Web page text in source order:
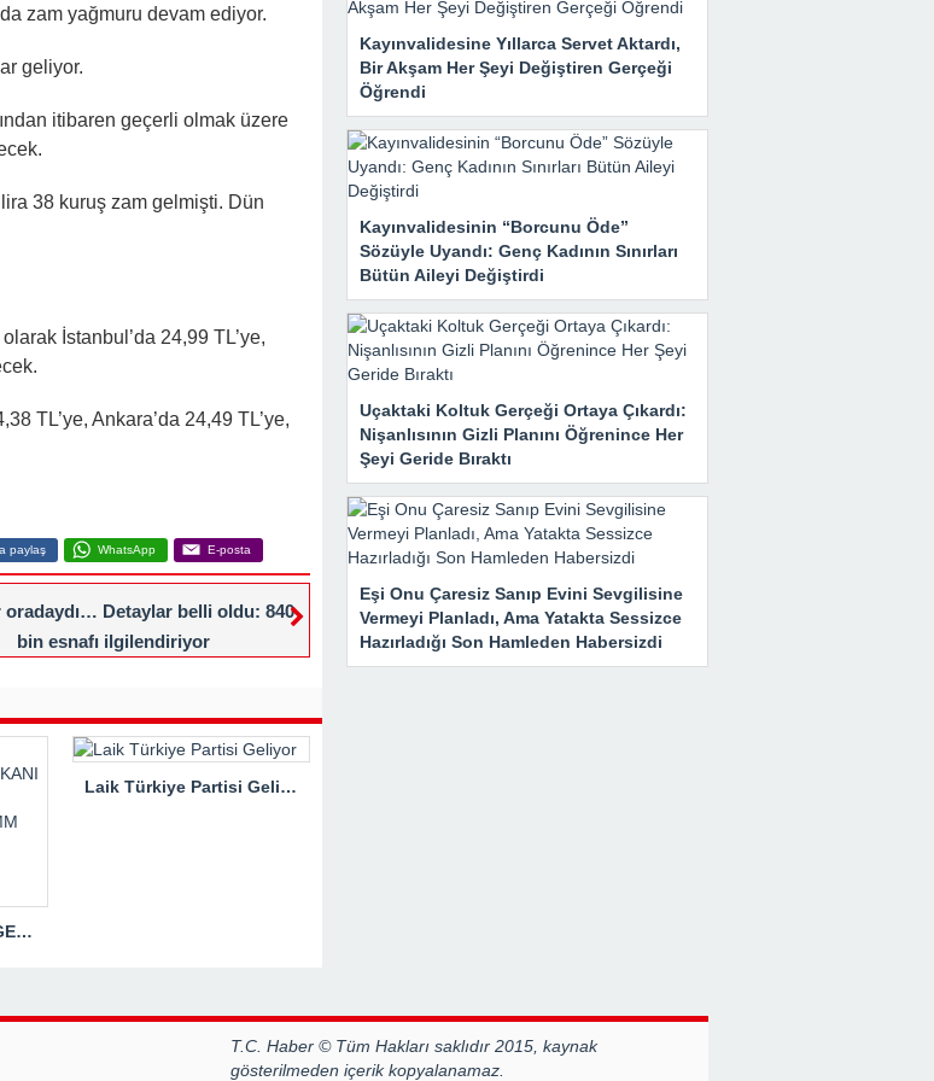
Gelini Gerçeği Ortaya Çıkardı
zam yağmuru devam ediyor.
geliyor.
itibaren geçerli olmak üzere
38 kuruş zam gelmişti. Dün
İstanbul’da 24,99 TL’ye,
TL’ye, Ankara’da 24,49 TL’ye,
paylaş WhatsApp E-posta
oradaydı… Detaylar belli oldu: 840
bin esnafı ilgilendiriyor
İYİ PARTİ TRABZON GENÇLİK KOLLARI BAŞKANI HASAN KAĞAN ÇAKIROĞLU’NDAN TBMM BAŞKANI’NA ÇOK SERT TEPKİ: “ANAYASAL SUÇ İŞLENMİŞTİR!”
Laik Türkiye Partisi Geliyor
Kayınvalidesine Yıllarca Servet Aktardı,
Bir Akşam Her Şeyi Değiştiren Gerçeği
Öğrendi
Kayınvalidesinin “Borcunu Öde”
Sözüyle Uyandı: Genç Kadının Sınırları
Bütün Aileyi Değiştirdi
Uçaktaki Koltuk Gerçeği Ortaya Çıkardı:
Nişanlısının Gizli Planını Öğrenince Her
Şeyi Geride Bıraktı
Eşi Onu Çaresiz Sanıp Evini Sevgilisine
Vermeyi Planladı, Ama Yatakta Sessizce
Hazırladığı Son Hamleden Habersizdi
T.C. Haber © Tüm Hakları saklıdır 2015, kaynak
gösterilmeden içerik kopyalanamaz.